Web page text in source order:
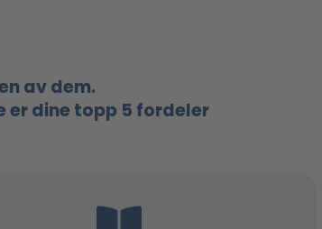
av dem.
er dine topp 5 fordeler